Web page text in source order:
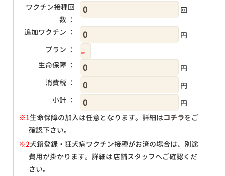
ワクチン接種回
数 ：
回
追加ワクチン ：
円
プラン ：
生命保障 ：
円
消費税 ：
円
小計 ：
円
※1生命保障の加入は任意となります。詳細はコチラをご
確認下さい。
※2犬籍登録・狂犬病ワクチン接種がお済の場合は、別途
費用が掛かります。詳細は店舗スタッフへご確認くだ
さい。